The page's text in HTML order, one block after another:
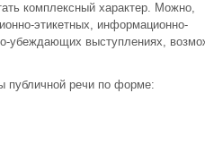
комплексный характер. Можно,
этикетных, информационно-
убеждающих выступлениях,
публичной речи по форме: